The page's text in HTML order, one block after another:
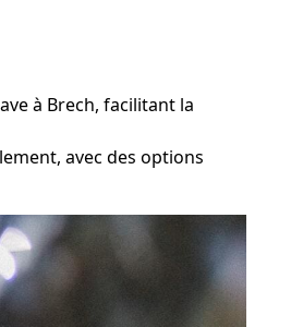
à Brech, facilitant la
avec des options